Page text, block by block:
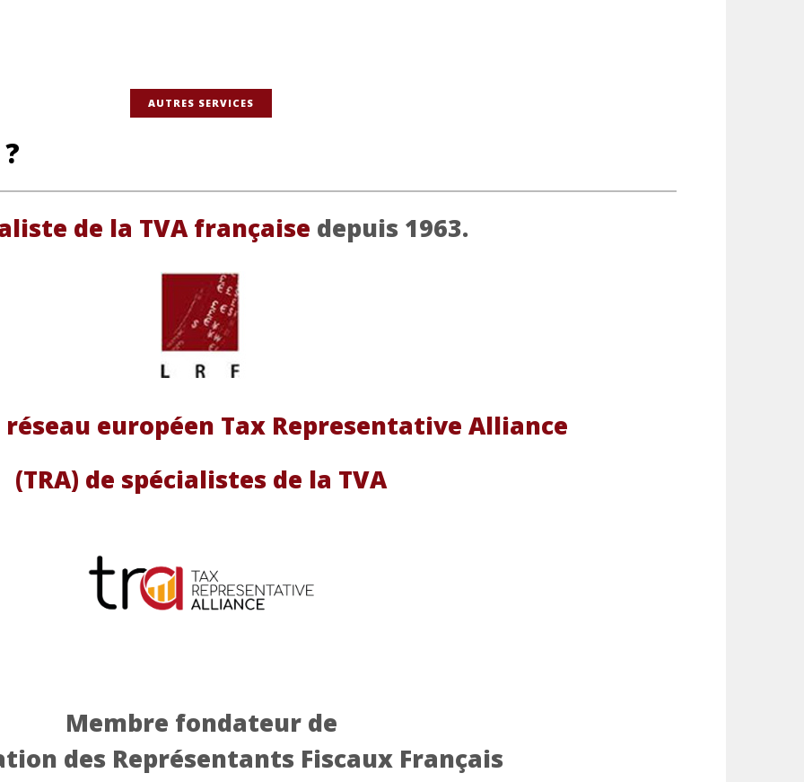
AUTRES SERVICES
de la TVA française depuis 1963.
européen Tax Representative Alliance
(TRA) de spécialistes de la TVA
Membre fondateur de
des Représentants Fiscaux Français